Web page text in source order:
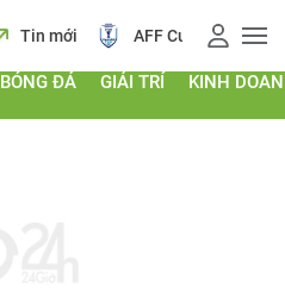
AFF Cup Điểm chuẩn 2026
BÓNG ĐÁ GIẢI TRÍ KINH